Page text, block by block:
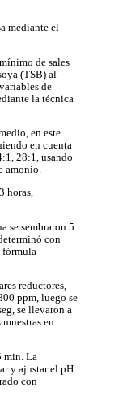
mediante el
de sales
(TSB) al
de
la técnica
en este
en cuenta
28:1, usando
amonio.
horas,
se sembraron 5
con
fórmula
reductores,
ppm, luego se
se llevaron a
en
min. La
y ajustar el pH
con